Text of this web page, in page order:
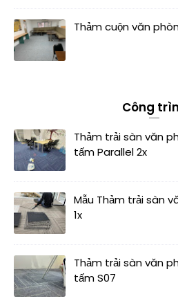
Thảm cuộn văn
Công
Thảm trải sàn văn
tấm Parallel 2x
Mẫu Thảm trải sàn
1x
Thảm trải sàn văn
tấm S07